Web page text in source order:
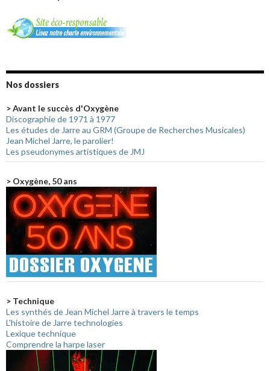
Nos dossiers
> Avant le succès d'Oxygène
Discographie de 1971 à 1977
Les études de Jarre au GRM (Groupe de Recherches Musicales)
Jean Michel Jarre, le parolier!
Les pseudonymes artistiques de JMJ
> Oxygène, 50 ans
> Technique
Les synthés de Jean Michel Jarre à travers le temps
L'histoire de Jarre technologies
Lexique technique
Comprendre la harpe laser